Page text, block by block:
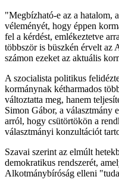
"Megbízható-e az a hatalom,
véleményét, hogy éppen
fel a kérdést, emlékeztetve
többször is büszkén érvelt az
számon ezeket az aktuális
A szocialista politikus
kormánynak kétharmados
változtatta meg, hanem
Simon Gábor, a választmány
arról, hogy csütörtökön a
választmányi konzultációt
Szavai szerint az elmúlt
demokratikus rendszerét,
Alkotmánybíróság elleni